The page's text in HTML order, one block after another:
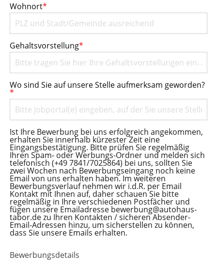
Wohnort*
Gehaltsvorstellung*
Wo sind Sie auf unsere Stelle aufmerksam geworden?
*
Ist Ihre Bewerbung bei uns erfolgreich angekommen,
erhalten Sie innerhalb kürzester Zeit eine
Eingangsbestätigung. Bitte prüfen Sie regelmäßig
Ihren Spam- oder Werbungs-Ordner und melden sich
telefonisch (+49 7841/7025864) bei uns, sollten Sie
zwei Wochen nach Bewerbungseingang noch keine
Email von uns erhalten haben. Im weiteren
Bewerbungsverlauf nehmen wir i.d.R. per Email
Kontakt mit Ihnen auf, daher schauen Sie bitte
regelmäßig in Ihre verschiedenen Postfächer und
fügen unsere Emailadresse bewerbung@autohaus-
tabor.de zu Ihren Kontakten / sicheren Absender-
Email-Adressen hinzu, um sicherstellen zu können,
dass Sie unsere Emails erhalten.
Bewerbungsdetails